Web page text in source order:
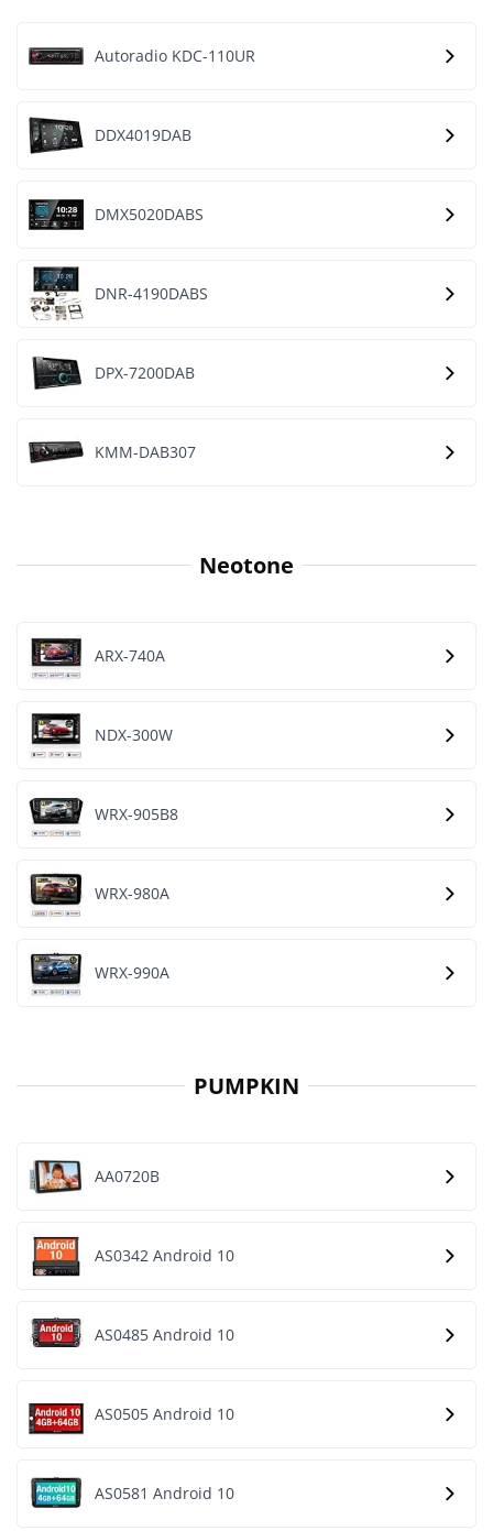
Autoradio KDC-110UR
DDX4019DAB
DMX5020DABS
DNR-4190DABS
DPX-7200DAB
KMM-DAB307
Neotone
ARX-740A
NDX-300W
WRX-905B8
WRX-980A
WRX-990A
PUMPKIN
AA0720B
AS0342 Android 10
AS0485 Android 10
AS0505 Android 10
AS0581 Android 10